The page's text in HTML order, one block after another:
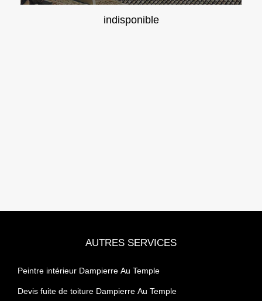
indisponible
AUTRES SERVICES
Peintre intérieur Dampierre Au Temple
Devis fuite de toiture Dampierre Au Temple